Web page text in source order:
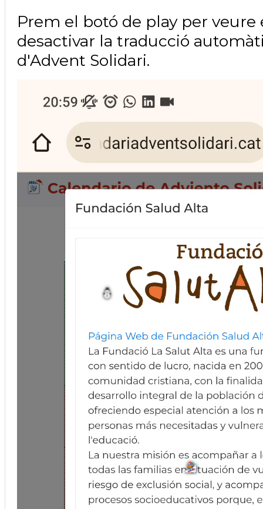
Prem el botó de play per
desactivar la traducció
d'Advent Solidari.